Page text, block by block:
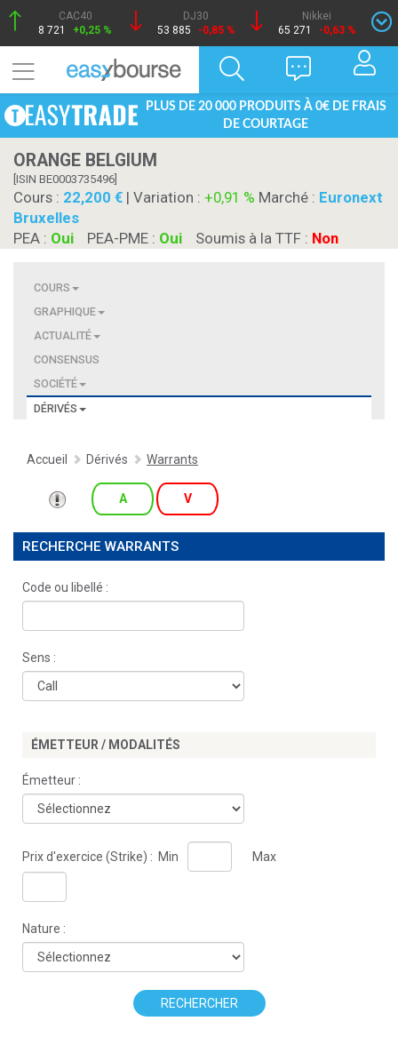
CAC40
8 721
+0,25 %
DJ30
53 885
-0,85 %
Nikkei
65 271
-0,63 %
PLUS DE 20 000 PRODUITS À 0€ DE FRAIS
DE COURTAGE
ORANGE BELGIUM
[ISIN BE0003735496]
Cours : 22,200 | Variation : +0,91 % Marché : Euronext
Bruxelles
PEA : Oui PEA-PME : Oui Soumis à la TTF : Non
COURS
GRAPHIQUE
ACTUALITÉ
CONSENSUS
SOCIÉTÉ
DÉRIVÉS
Accueil Dérivés Warrants
A V
RECHERCHE WARRANTS
Code ou libellé :
Sens :
ÉMETTEUR / MODALITÉS
Émetteur :
Prix d'exercice (Strike) : Min Max
Nature :
RECHERCHER